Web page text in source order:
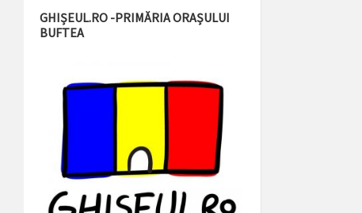
GHIȘEUL.RO -PRIMĂRIA ORAȘULUI
BUFTEA